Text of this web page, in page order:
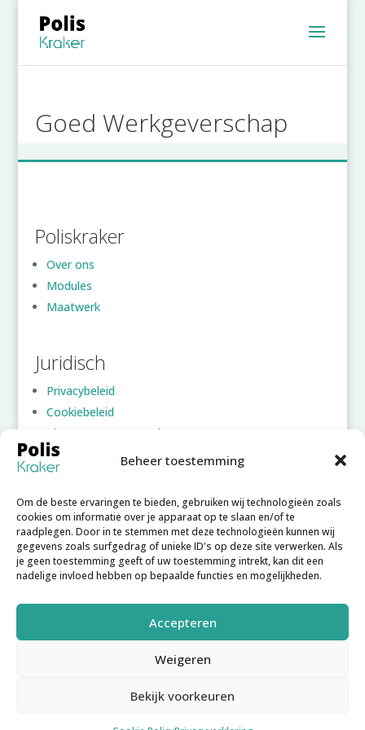
Beheer toestemming
Om de beste ervaringen te bieden, gebruiken wij technologieën zoals
cookies om informatie over je apparaat op te slaan en/of te
raadplegen. Door in te stemmen met deze technologieën kunnen wij
gegevens zoals surfgedrag of unieke ID's op deze site verwerken. Als
je geen toestemming geeft of uw toestemming intrekt, kan dit een
nadelige invloed hebben op bepaalde functies en mogelijkheden.
Accepteren
Weigeren
Bekijk voorkeuren
Goed Werkgeverschap
Poliskraker
Over ons
Modules
Maatwerk
Juridisch
Privacybeleid
Cookiebeleid
Algemene voorwaarden
Inloggen
Account aanmaken
Wachtwoord vergeten
PoliskrakerenEnkwest